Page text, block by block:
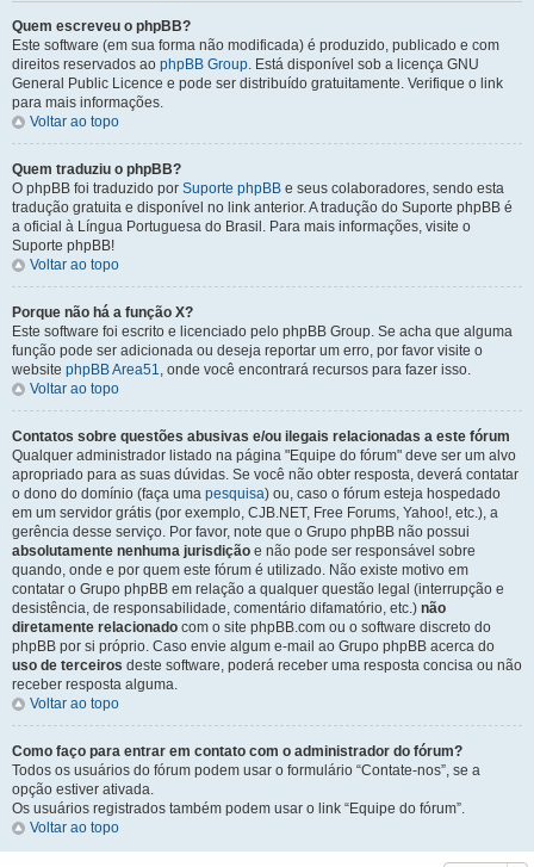
Quem escreveu o phpBB?
Este software (em sua forma não modificada) é produzido, publicado e com
direitos reservados ao phpBB Group. Está disponível sob a licença GNU
General Public Licence e pode ser distribuído gratuitamente. Verifique o link
para mais informações.
Voltar ao topo
Quem traduziu o phpBB?
O phpBB foi traduzido por Suporte phpBB e seus colaboradores, sendo esta
tradução gratuita e disponível no link anterior. A tradução do Suporte phpBB é
a oficial à Língua Portuguesa do Brasil. Para mais informações, visite o
Suporte phpBB!
Voltar ao topo
Porque não há a função X?
Este software foi escrito e licenciado pelo phpBB Group. Se acha que alguma
função pode ser adicionada ou deseja reportar um erro, por favor visite o
website phpBB Area51, onde você encontrará recursos para fazer isso.
Voltar ao topo
Contatos sobre questões abusivas e/ou ilegais relacionadas a este fórum
Qualquer administrador listado na página "Equipe do fórum" deve ser um alvo
apropriado para as suas dúvidas. Se você não obter resposta, deverá contatar
o dono do domínio (faça uma pesquisa) ou, caso o fórum esteja hospedado
em um servidor grátis (por exemplo, CJB.NET, Free Forums, Yahoo!, etc.), a
gerência desse serviço. Por favor, note que o Grupo phpBB não possui
absolutamente nenhuma jurisdição e não pode ser responsável sobre
quando, onde e por quem este fórum é utilizado. Não existe motivo em
contatar o Grupo phpBB em relação a qualquer questão legal (interrupção e
desistência, de responsabilidade, comentário difamatório, etc.) não
diretamente relacionado com o site phpBB.com ou o software discreto do
phpBB por si próprio. Caso envie algum e-mail ao Grupo phpBB acerca do
uso de terceiros deste software, poderá receber uma resposta concisa ou não
receber resposta alguma.
Voltar ao topo
Como faço para entrar em contato com o administrador do fórum?
Todos os usuários do fórum podem usar o formulário “Contate-nos”, se a
opção estiver ativada.
Os usuários registrados também podem usar o link “Equipe do fórum”.
Voltar ao topo